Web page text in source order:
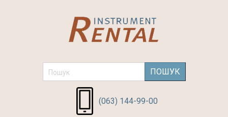
Search
for:
(063) 144-99-00